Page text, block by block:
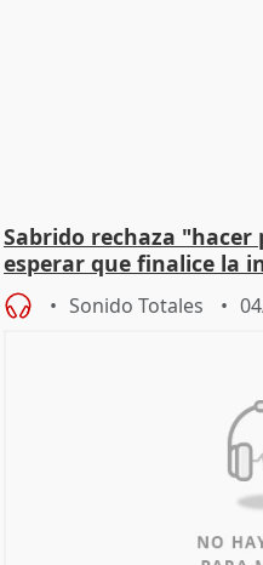
Sabrido rechaza
esperar que finalice la
Sonido Totales